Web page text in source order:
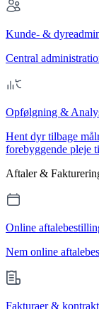
Kunde- &
Central
Opfølgning &
Hent dyr tilbage
forebyggende pleje
Aftaler &
Online
Nem online
Fakturaer &